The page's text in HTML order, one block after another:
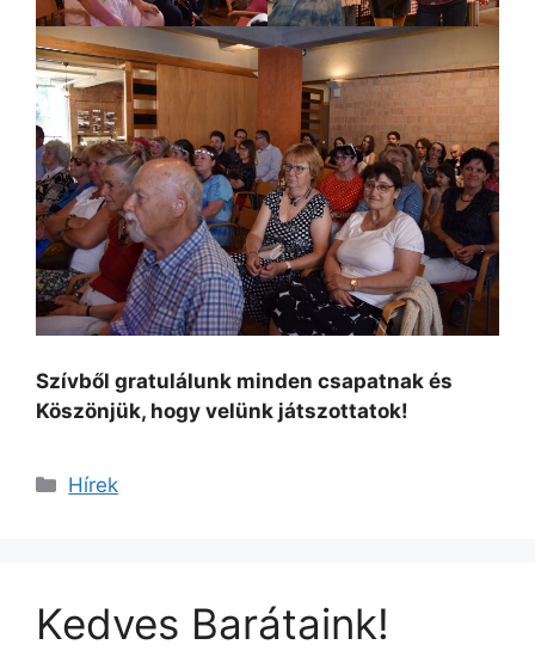
Szívből gratulálunk minden csapatnak és
Köszönjük, hogy velünk játszottatok!
Kategória
Hírek
Kedves Barátaink!